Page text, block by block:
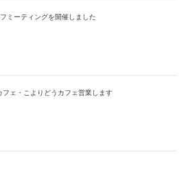
ミーティングを開催しました
フェ・こよりどうカフェ営業します